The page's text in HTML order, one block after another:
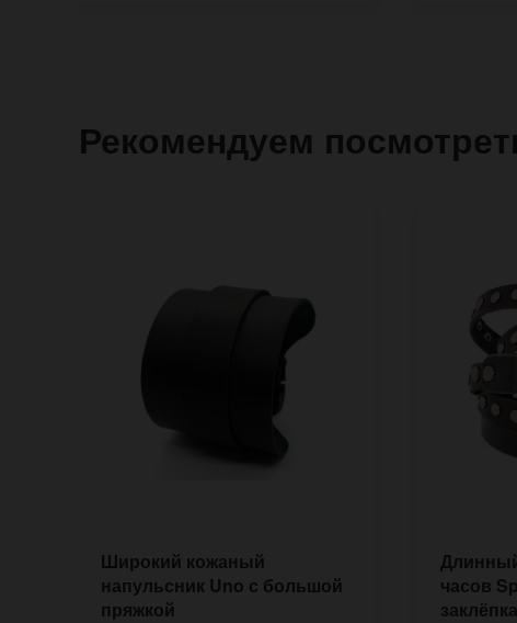
Рекомендуем
Широкий кожаный
напульсник Uno с большой
пряжкой
часов